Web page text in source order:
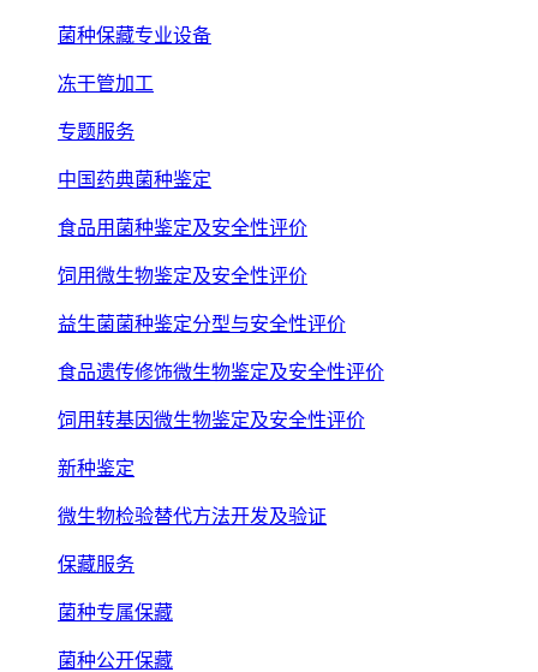
菌种保藏专业设备
冻干管加工
专题服务
中国药典菌种鉴定
食品用菌种鉴定及安全性评价
饲用微生物鉴定及安全性评价
益生菌菌种鉴定分型与安全性评价
食品遗传修饰微生物鉴定及安全性评价
饲用转基因微生物鉴定及安全性评价
新种鉴定
微生物检验替代方法开发及验证
保藏服务
菌种专属保藏
菌种公开保藏